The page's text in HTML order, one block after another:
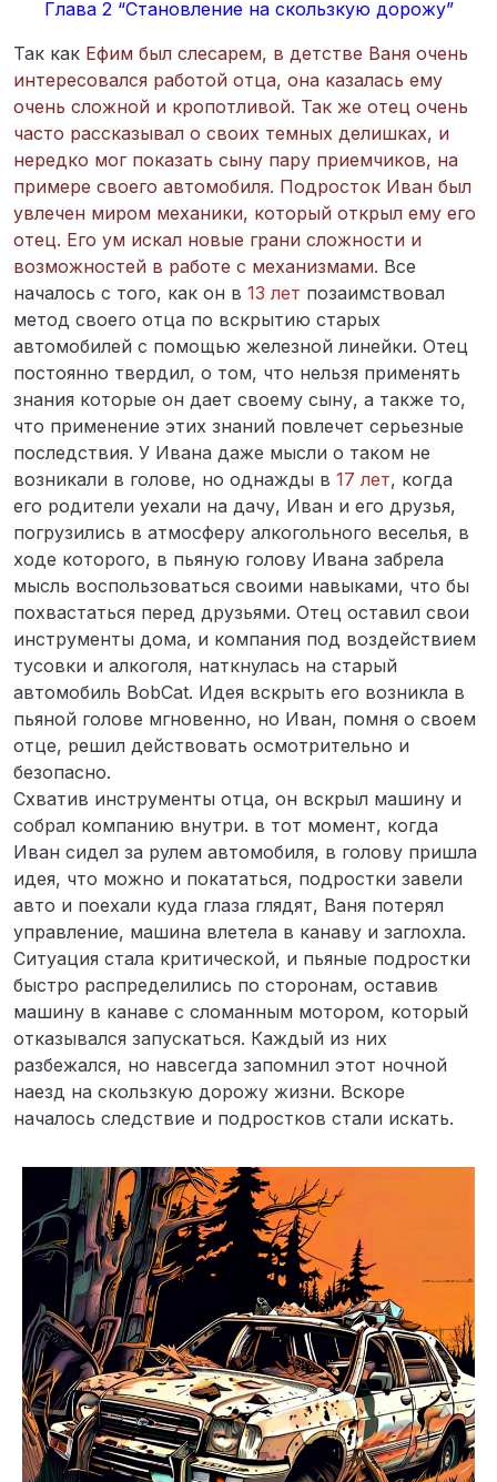
Глава 2 “Становление на скользкую дорожу”
Так как Ефим был слесарем, в детстве Ваня очень
интересовался работой отца, она казалась ему
очень сложной и кропотливой. Так же отец очень
часто рассказывал о своих темных делишках, и
нередко мог показать сыну пару приемчиков, на
примере своего автомобиля. Подросток Иван был
увлечен миром механики, который открыл ему его
отец. Его ум искал новые грани сложности и
возможностей в работе с механизмами. Все
началось с того, как он в 13 лет позаимствовал
метод своего отца по вскрытию старых
автомобилей с помощью железной линейки. Отец
постоянно твердил, о том, что нельзя применять
знания которые он дает своему сыну, а также то,
что применение этих знаний повлечет серьезные
последствия. У Ивана даже мысли о таком не
возникали в голове, но однажды в 17 лет, когда
его родители уехали на дачу, Иван и его друзья,
погрузились в атмосферу алкогольного веселья, в
ходе которого, в пьяную голову Ивана забрела
мысль воспользоваться своими навыками, что бы
похвастаться перед друзьями. Отец оставил свои
инструменты дома, и компания под воздействием
тусовки и алкоголя, наткнулась на старый
автомобиль BobCat. Идея вскрыть его возникла в
пьяной голове мгновенно, но Иван, помня о своем
отце, решил действовать осмотрительно и
безопасно.
Схватив инструменты отца, он вскрыл машину и
собрал компанию внутри. в тот момент, когда
Иван сидел за рулем автомобиля, в голову пришла
идея, что можно и покататься, подростки завели
авто и поехали куда глаза глядят, Ваня потерял
управление, машина влетела в канаву и заглохла.
Ситуация стала критической, и пьяные подростки
быстро распределились по сторонам, оставив
машину в канаве с сломанным мотором, который
отказывался запускаться. Каждый из них
разбежался, но навсегда запомнил этот ночной
наезд на скользкую дорожу жизни. Вскоре
началось следствие и подростков стали искать.